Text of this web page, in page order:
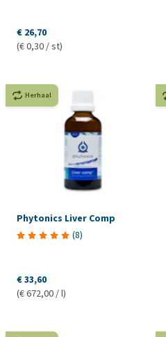
€ 26,70
(€ 0,30 / st)
Herhaal
Phytonics Liver Comp
(8)
€ 33,60
(€ 672,00 / l)